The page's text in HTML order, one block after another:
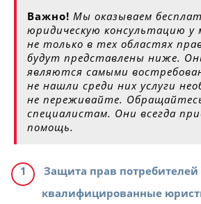
Важно! Мы оказываем
юридическую консультацию у
не только в тех областях
будут представлены ниже.
являются самыми
не нашли среди них услуги
не переживайте.
специалистам. Они всегда
помощь.
Защита прав потребителей
квалифицированные